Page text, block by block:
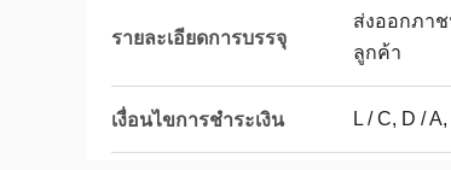
รายละเอียดการบรรจุ
ส่งออกภา
ลูกค้า
เงื่อนไขการชำระเงิน L / C, D /